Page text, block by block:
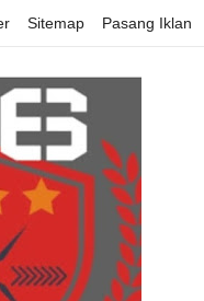
Sitemap Pasang Iklan